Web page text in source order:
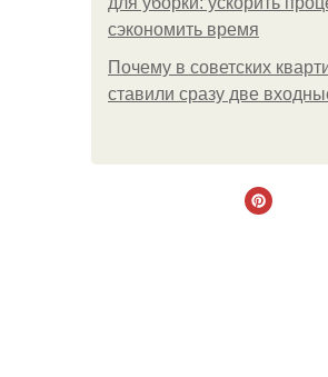
сэкономить время
Почему в советских
ставили сразу две